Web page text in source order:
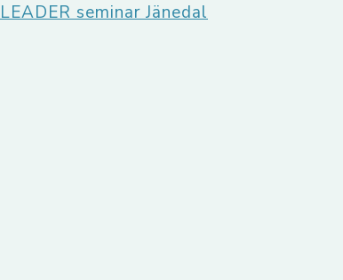
LEADER seminar Jänedal